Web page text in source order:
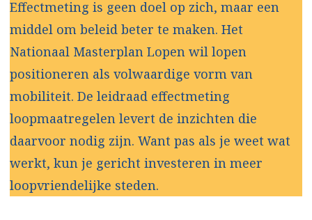
Effectmeting is geen doel op zich, maar een
middel om beleid beter te maken. Het
Nationaal Masterplan Lopen wil lopen
positioneren als volwaardige vorm van
mobiliteit. De leidraad effectmeting
loopmaatregelen levert de inzichten die
daarvoor nodig zijn. Want pas als je weet wat
werkt, kun je gericht investeren in meer
loopvriendelijke steden.